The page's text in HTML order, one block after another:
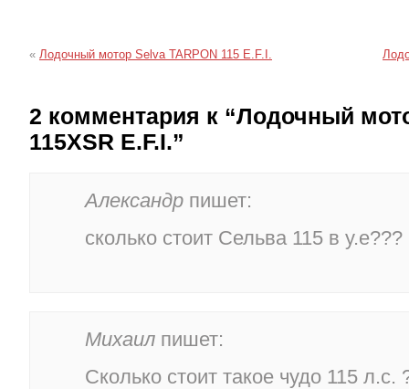
« Лодочный мотор Selva TARPON 115 E.F.I.
2 комментария к “Лодочный
115XSR E.F.I.”
Александр пишет:
сколько стоит Сельва 115 в у.е???
Михаил пишет:
Сколько стоит такое чудо 115 л.с.